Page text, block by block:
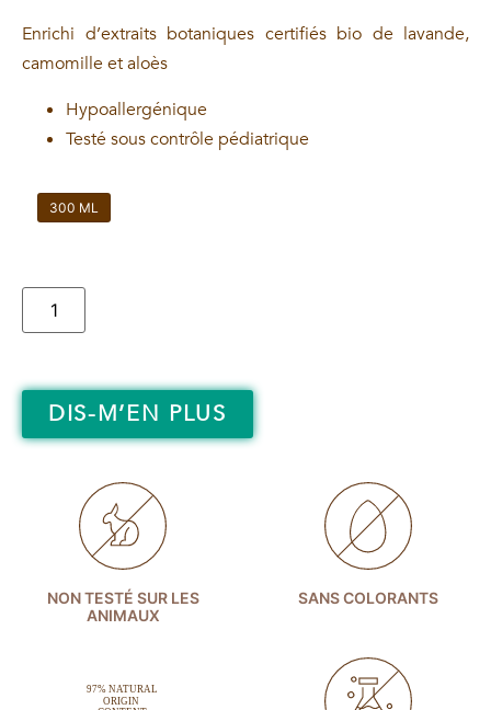
Enrichi d’extraits botaniques certifiés bio de lavande,
camomille et aloès
Hypoallergénique
Testé sous contrôle pédiatrique
300 ML
DIS-M’EN PLUS
NON TESTÉ SUR LES
ANIMAUX
SANS COLORANTS